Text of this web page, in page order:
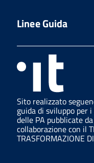
Linee Guida
Sito realizzato
guida di sviluppo per
delle PA pubblicate
collaborazione con il
TRASFORMAZIONE